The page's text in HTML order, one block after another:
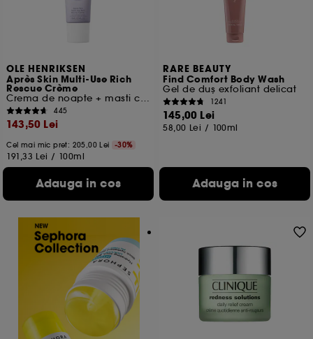
OLE HENRIKSEN
Après Skin Multi-Use Rich
Rescue Crème
Crema de noapte + masti cu ceramide
445
143,50 Lei
Cel mai mic pret: 205,00 Lei -30%
191,33 Lei / 100ml
Adauga in cos
RARE BEAUTY
Find Comfort Body Wash
Gel de duș exfoliant delicat
1241
145,00 Lei
58,00 Lei / 100ml
Adauga in cos